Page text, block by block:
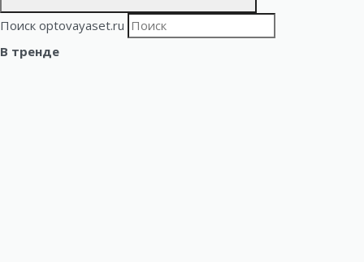
Поиск optovayaset.ru
В тренде